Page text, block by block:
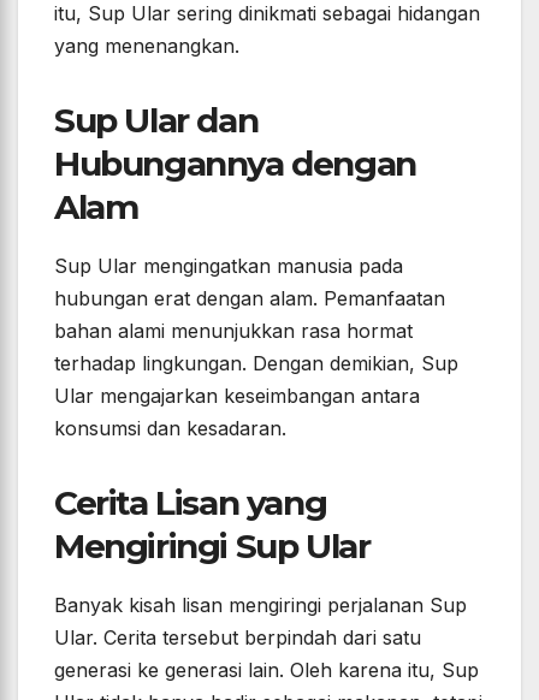
itu, Sup Ular sering dinikmati sebagai hidangan
yang menenangkan.
Sup Ular dan
Hubungannya dengan
Alam
Sup Ular mengingatkan manusia pada
hubungan erat dengan alam. Pemanfaatan
bahan alami menunjukkan rasa hormat
terhadap lingkungan. Dengan demikian, Sup
Ular mengajarkan keseimbangan antara
konsumsi dan kesadaran.
Cerita Lisan yang
Mengiringi Sup Ular
Banyak kisah lisan mengiringi perjalanan Sup
Ular. Cerita tersebut berpindah dari satu
generasi ke generasi lain. Oleh karena itu, Sup